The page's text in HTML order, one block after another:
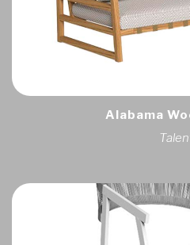
Alabama